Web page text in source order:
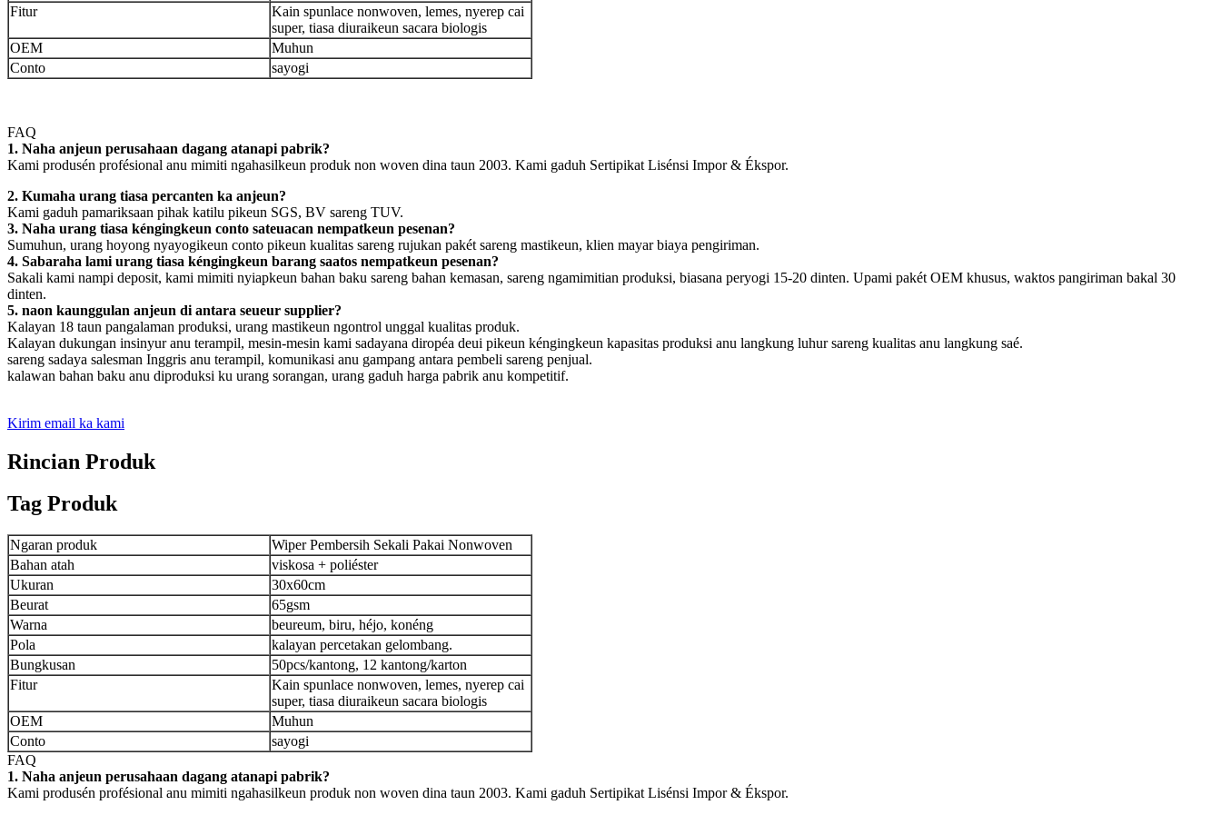
Fitur
Kain spunlace nonwoven, lemes, nyerep cai
super, tiasa diuraikeun sacara biologis
OEM
Muhun
Conto
sayogi
FAQ
1. Naha anjeun perusahaan dagang atanapi pabrik?
Kami produsén profésional anu mimiti ngahasilkeun produk non woven dina taun 2003. Kami gaduh Sertipikat Lisénsi Impor & Ékspor.
2. Kumaha urang tiasa percanten ka anjeun?
Kami gaduh pamariksaan pihak katilu pikeun SGS, BV sareng TUV.
3. Naha urang tiasa kéngingkeun conto sateuacan nempatkeun pesenan?
Sumuhun, urang hoyong nyayogikeun conto pikeun kualitas sareng rujukan pakét sareng mastikeun, klien mayar biaya pengiriman.
4. Sabaraha lami urang tiasa kéngingkeun barang saatos nempatkeun pesenan?
Sakali kami nampi deposit, kami mimiti nyiapkeun bahan baku sareng bahan kemasan, sareng ngamimitian produksi, biasana peryogi 15-20 dinten. Upami pakét OEM khusus, waktos pangiriman bakal 30
dinten.
5. naon kaunggulan anjeun di antara seueur supplier?
Kalayan 18 taun pangalaman produksi, urang mastikeun ngontrol unggal kualitas produk.
Kalayan dukungan insinyur anu terampil, mesin-mesin kami sadayana diropéa deui pikeun kéngingkeun kapasitas produksi anu langkung luhur sareng kualitas anu langkung saé.
sareng sadaya salesman Inggris anu terampil, komunikasi anu gampang antara pembeli sareng penjual.
kalawan bahan baku anu diproduksi ku urang sorangan, urang gaduh harga pabrik anu kompetitif.
Kirim email ka kami
Rincian Produk
Tag Produk
Ngaran produk
Wiper Pembersih Sekali Pakai Nonwoven
Bahan atah
viskosa + poliéster
Ukuran
30x60cm
Beurat
65gsm
Warna
beureum, biru, héjo, konéng
Pola
kalayan percetakan gelombang.
Bungkusan
50pcs/kantong, 12 kantong/karton
Fitur
Kain spunlace nonwoven, lemes, nyerep cai
super, tiasa diuraikeun sacara biologis
OEM
Muhun
Conto
sayogi
FAQ
1. Naha anjeun perusahaan dagang atanapi pabrik?
Kami produsén profésional anu mimiti ngahasilkeun produk non woven dina taun 2003. Kami gaduh Sertipikat Lisénsi Impor & Ékspor.